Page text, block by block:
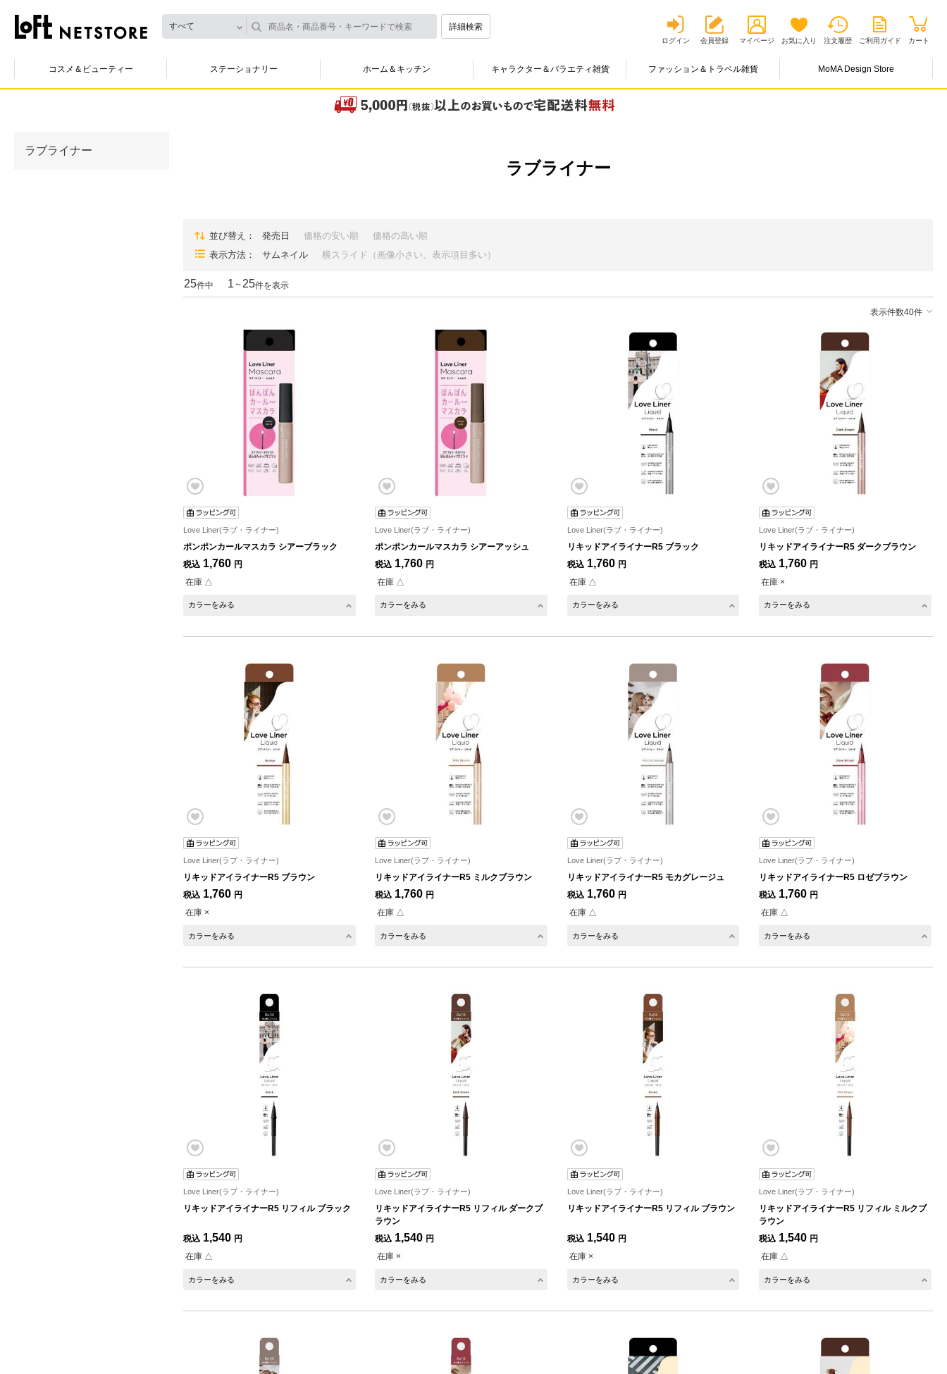
すべて 詳細検索
ログイン 会員登録 マイページ お気に入り 注文履歴 ご利用ガイド カート
コスメ＆ビューティー ステーショナリー ホーム＆キッチン キャラクター＆バラエティ雑貨 ファッション＆トラベル雑貨 MoMA Design Store
ラブライナー
ラブライナー
並び替え 発売日 価格の安い順
価格の高い順
表示方法
サムネイル 横スライド（画像小さい、表示項目多い）
25件中 1 ～ 25件を表示
表示件数40件
Love Liner(ラブ・ライナー)
ポンポンカールマスカラ シアーブラック
税込 1,760 円
在庫 △
カラーをみる
Love Liner(ラブ・ライナー)
ポンポンカールマスカラ シアーアッシュ
税込 1,760 円
在庫 △
カラーをみる
Love Liner(ラブ・ライナー)
リキッドアイライナーR5 ブラック
税込 1,760 円
在庫 △
カラーをみる
Love Liner(ラブ・ライナー)
リキッドアイライナーR5 ダークブラウン
税込 1,760 円
在庫 ×
カラーをみる
Love Liner(ラブ・ライナー)
リキッドアイライナーR5 ブラウン
税込 1,760 円
在庫 ×
カラーをみる
Love Liner(ラブ・ライナー)
リキッドアイライナーR5 ミルクブラウン
税込 1,760 円
在庫 △
カラーをみる
Love Liner(ラブ・ライナー)
リキッドアイライナーR5 モカグレージュ
税込 1,760 円
在庫 △
カラーをみる
Love Liner(ラブ・ライナー)
リキッドアイライナーR5 ロゼブラウン
税込 1,760 円
在庫 △
カラーをみる
Love Liner(ラブ・ライナー)
リキッドアイライナーR5 リフィル ブラック
税込 1,540 円
在庫 △
カラーをみる
Love Liner(ラブ・ライナー)
リキッドアイライナーR5 リフィル ダークブ
ラウン
税込 1,540 円
在庫 ×
カラーをみる
Love Liner(ラブ・ライナー)
リキッドアイライナーR5 リフィル ブラウン
税込 1,540 円
在庫 ×
カラーをみる
Love Liner(ラブ・ライナー)
リキッドアイライナーR5 リフィル ミルクブ
ラウン
税込 1,540 円
在庫 △
カラーをみる